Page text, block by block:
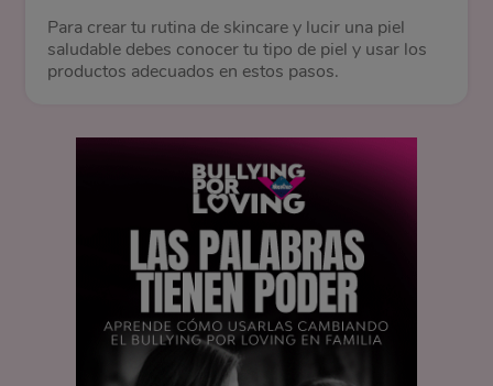
Para crear tu rutina de skincare y lucir una piel
saludable debes conocer tu tipo de piel y usar los
productos adecuados en estos pasos.